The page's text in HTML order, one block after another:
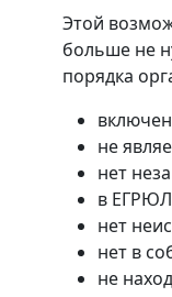
Этой
больше не
порядка
не
нет
в ЕГРЮЛ
нет
нет в
не